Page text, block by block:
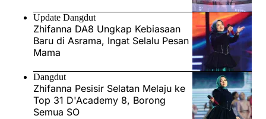
Update Dangdut
Zhifanna DA8 Ungkap Kebiasaan
Baru di Asrama, Ingat Selalu Pesan
Mama
Dangdut
Zhifanna Pesisir Selatan Melaju ke
Top 31 D'Academy 8, Borong
Semua SO